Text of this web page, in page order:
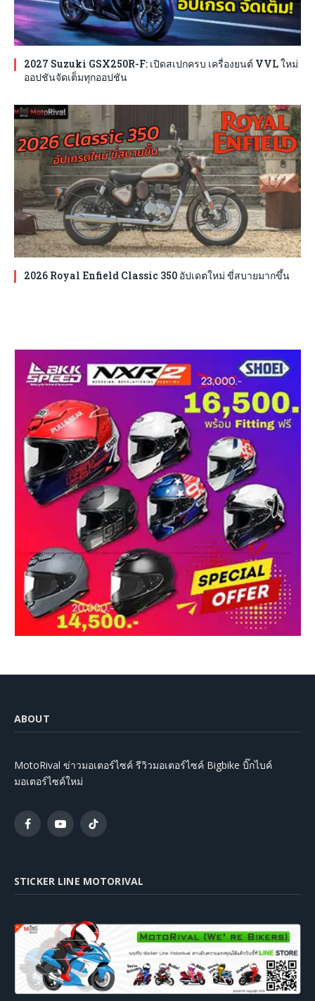
2027 Suzuki GSX250R-F: เปิดสเปกครบ เครื่องยนต์ VVL ใหม่
ออปชันจัดเต็มทุกออปชัน
2026 Royal Enfield Classic 350 อัปเดตใหม่ ขี่สบายมากขึ้น
ABOUT
MotoRival ข่าวมอเตอร์ไซค์ รีวิวมอเตอร์ไซค์ Bigbike บิ๊กไบค์
มอเตอร์ไซค์ใหม่
FacebookYouTubeTikTok
STICKER LINE MOTORIVAL